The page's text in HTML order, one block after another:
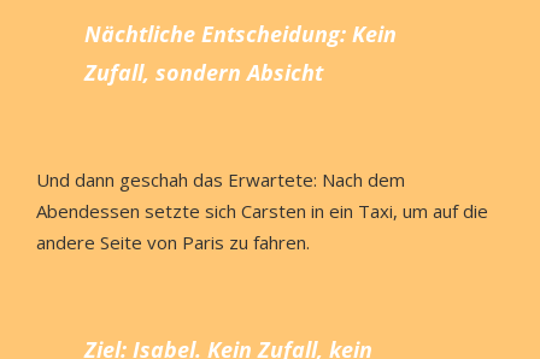
Nächtliche Entscheidung: Kein
Zufall, sondern Absicht
Und dann geschah das Erwartete: Nach dem
Abendessen setzte sich Carsten in ein Taxi, um auf die
andere Seite von Paris zu fahren.
Ziel: Isabel. Kein Zufall, kein